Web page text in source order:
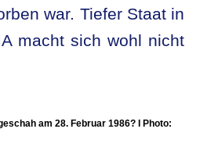
war. Tiefer Staat in
macht sich wohl nicht
am 28. Februar 1986? I Photo: